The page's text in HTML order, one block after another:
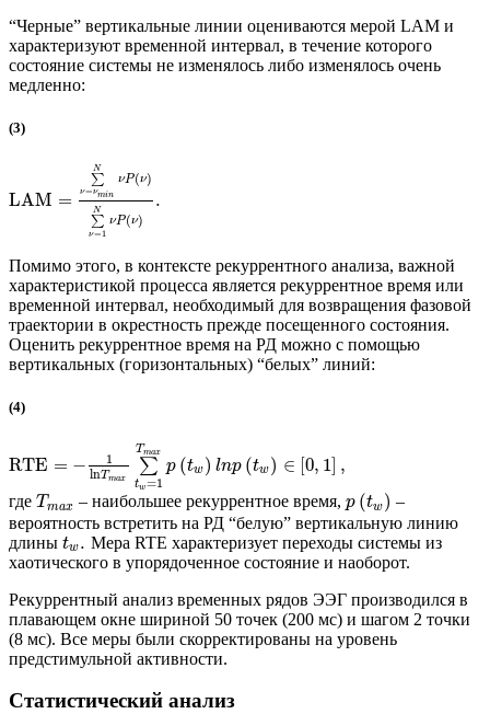
“Черные” вертикальные линии оцениваются мерой LAM и
характеризуют временной интервал, в течение которого
состояние системы не изменялось либо изменялось очень
медленно:
(3)
LAM =
∑
ν=νmin
N
νP(ν)
∑
ν=1
N
νP(ν)
.
Помимо этого, в контексте рекуррентного анализа, важной
характеристикой процесса является рекуррентное время или
временной интервал, необходимый для возвращения фазовой
траектории в окрестность прежде посещенного состояния.
Оценить рекуррентное время на РД можно с помощью
вертикальных (горизонтальных) “белых” линий:
(4)
RTE = −
1
lnTmax
∑
tw=1
T max
p (tw) lnp (tw) ∈ [0, 1] ,
где Tmax – наибольшее рекуррентное время, p (tw) –
вероятность встретить на РД “белую” вертикальную линию
длины tw. Мера RTE характеризует переходы системы из
хаотического в упорядоченное состояние и наоборот.
Рекуррентный анализ временных рядов ЭЭГ производился в
плавающем окне шириной 50 точек (200 мс) и шагом 2 точки
(8 мс). Все меры были скорректированы на уровень
предстимульной активности.
Статистический анализ